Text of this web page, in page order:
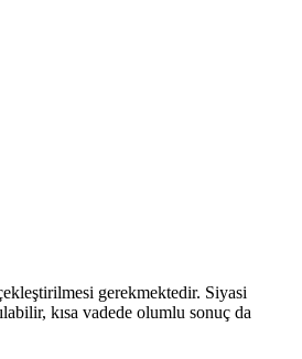
gerekmektedir. Siyasi
kısa vadede olumlu sonuç da